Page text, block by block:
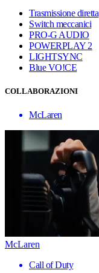
Trasmissione diretta
Switch meccanici
PRO-G AUDIO
POWERPLAY 2
LIGHTSYNC
Blue VO!CE
COLLABORAZIONI
McLaren
McLaren
Call of Duty